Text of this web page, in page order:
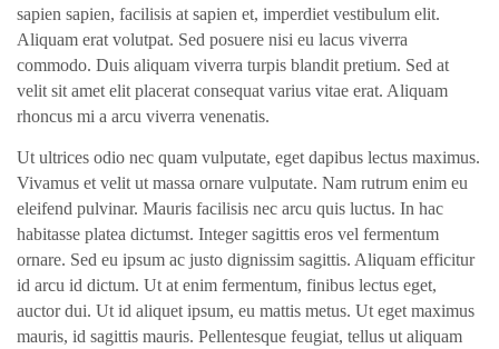
sapien sapien, facilisis at sapien et, imperdiet vestibulum elit.
Aliquam erat volutpat. Sed posuere nisi eu lacus viverra
commodo. Duis aliquam viverra turpis blandit pretium. Sed at
velit sit amet elit placerat consequat varius vitae erat. Aliquam
rhoncus mi a arcu viverra venenatis.
Ut ultrices odio nec quam vulputate, eget dapibus lectus maximus.
Vivamus et velit ut massa ornare vulputate. Nam rutrum enim eu
eleifend pulvinar. Mauris facilisis nec arcu quis luctus. In hac
habitasse platea dictumst. Integer sagittis eros vel fermentum
ornare. Sed eu ipsum ac justo dignissim sagittis. Aliquam efficitur
id arcu id dictum. Ut at enim fermentum, finibus lectus eget,
auctor dui. Ut id aliquet ipsum, eu mattis metus. Ut eget maximus
mauris, id sagittis mauris. Pellentesque feugiat, tellus ut aliquam